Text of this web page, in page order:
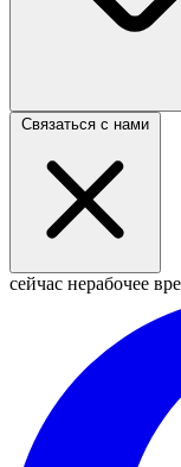
Связаться с нами
сейчас нерабочее